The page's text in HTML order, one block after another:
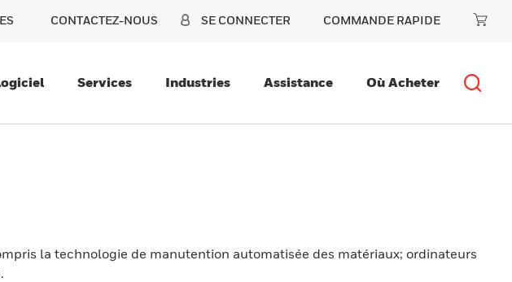
CONTACTEZ-NOUS SE CONNECTER COMMANDE RAPIDE
Services Industries Assistance Où Acheter
la technologie de manutention automatisée des matériaux; ordinateurs